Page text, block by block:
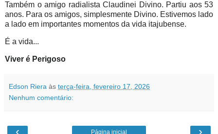
Também o amigo radialista Claudinei Divino. Partiu aos 53
anos. Para os amigos, simplesmente Divino. Estivemos lado
a lado em importantes momentos da vida itajubense.
É a vida...
Viver é Perigoso
Edson Riera às terça-feira, fevereiro 17, 2026
Nenhum comentário:
‹ ›
Página inicial